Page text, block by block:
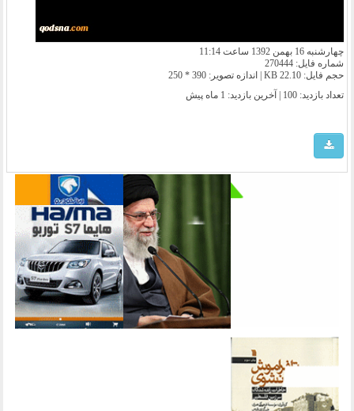
چهارشنبه 16 بهمن 1392 ساعت 11:14
شماره فایل: 270444
حجم فایل: 22.10 KB | اندازه تصویر: 390 * 250
تعداد بازدید: 100 | آخرین بازدید:
1 ماه پیش